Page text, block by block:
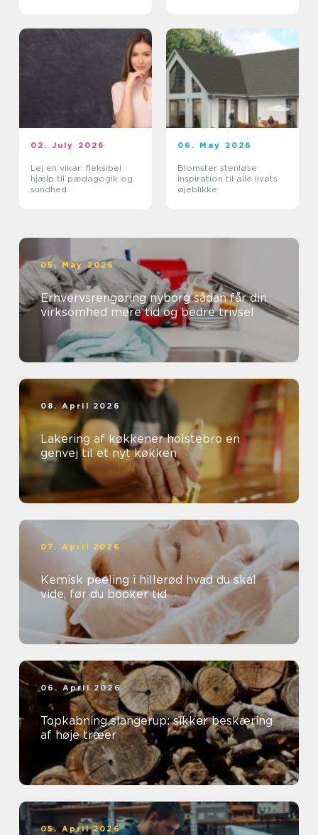
02. July 2026
Lej en vikar: fleksibel
hjælp til pædagogik og
sundhed
06. May 2026
Blomster stenløse
inspiration til alle livets
øjeblikke
05. May 2026
Erhvervsrengøring nyborg sådan får din
virksomhed mere tid og bedre trivsel
08. April 2026
Lakering af køkkener holstebro en
genvej til et nyt køkken
07. April 2026
Kemisk peeling i hillerød hvad du skal
vide, før du booker tid
06. April 2026
Topkabning slangerup: sikker beskæring
af høje træer
05. April 2026